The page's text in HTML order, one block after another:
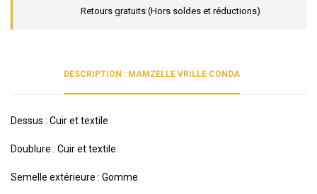
Retours gratuits (Hors soldes et réductions)
DESCRIPTION : MAMZELLE VRILLE CONDA
Dessus : Cuir et textile
Doublure : Cuir et textile
Semelle extérieure : Gomme